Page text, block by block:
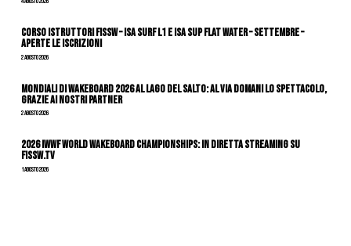
CORSO ISTRUTTORI FISSW – ISA SURF L1 e ISA SUP Flat Water – SETTEMBRE –
APERTE LE ISCRIZIONI
2 Agosto 2026
Mondiali di Wakeboard 2026 al Lago del Salto: al via domani lo spettacolo,
grazie ai nostri Partner
2 Agosto 2026
2026 IWWF WORLD WAKEBOARD CHAMPIONSHIPS: IN DIRETTA STREAMING SU
FISSW.TV
1 Agosto 2026